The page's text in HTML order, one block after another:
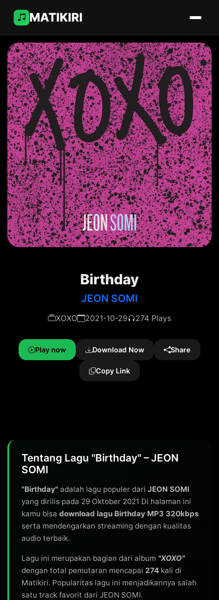
MATIKIRI
Birthday
JEON SOMI
XOXO 2021-10-29 274 Plays
Play now Download Now Share
Copy Link
Tentang Lagu "Birthday" – JEON
SOMI
"Birthday" adalah lagu populer dari JEON SOMI
yang dirilis pada 29 Oktober 2021 Di halaman ini
kamu bisa download lagu Birthday MP3 320kbps
serta mendengarkan streaming dengan kualitas
audio terbaik.
Lagu ini merupakan bagian dari album "XOXO"
dengan total pemutaran mencapai 274 kali di
Matikiri. Popularitas lagu ini menjadikannya salah
satu track favorit dari JEON SOMI.